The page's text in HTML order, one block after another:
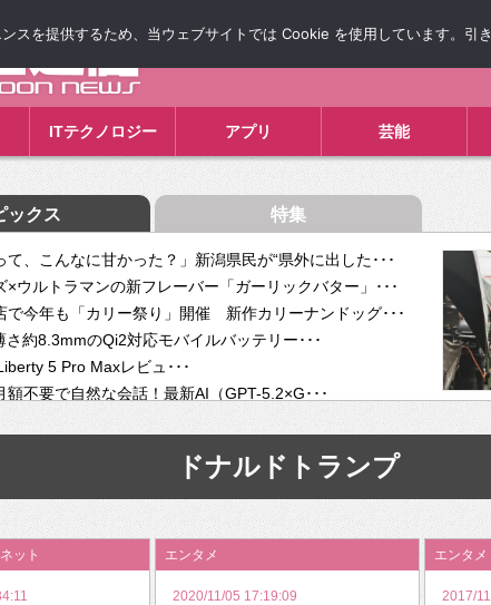
ITテクノロジー アプリ 芸能
ックス 特集
て、こんなに甘かった？」新潟県民が“県外に出した･･･
×ウルトラマンの新フレーバー「ガーリックバター」･･･
で今年も「カリー祭り」開催 新作カリーナンドッグ･･･
さ約8.3mmのQi2対応モバイルバッテリー･･･
5 Pro Maxレビュ･･･
額不要で自然な会話！最新AI（GPT-5.2×G･･･
入感と生産性】VITURE Luma Ultra･･･
壁をAIで突破。ジャストシステム、”自分が今話し･･･
ンタインは「自分で作って、想いを渡す」 TE･･･
ドナルドトランプ
ット エンタメ
2020/11/05 17:19:09
エンタメ
2017/
スを提供するため、当ウェブサイトでは Cookie を使用しています。引